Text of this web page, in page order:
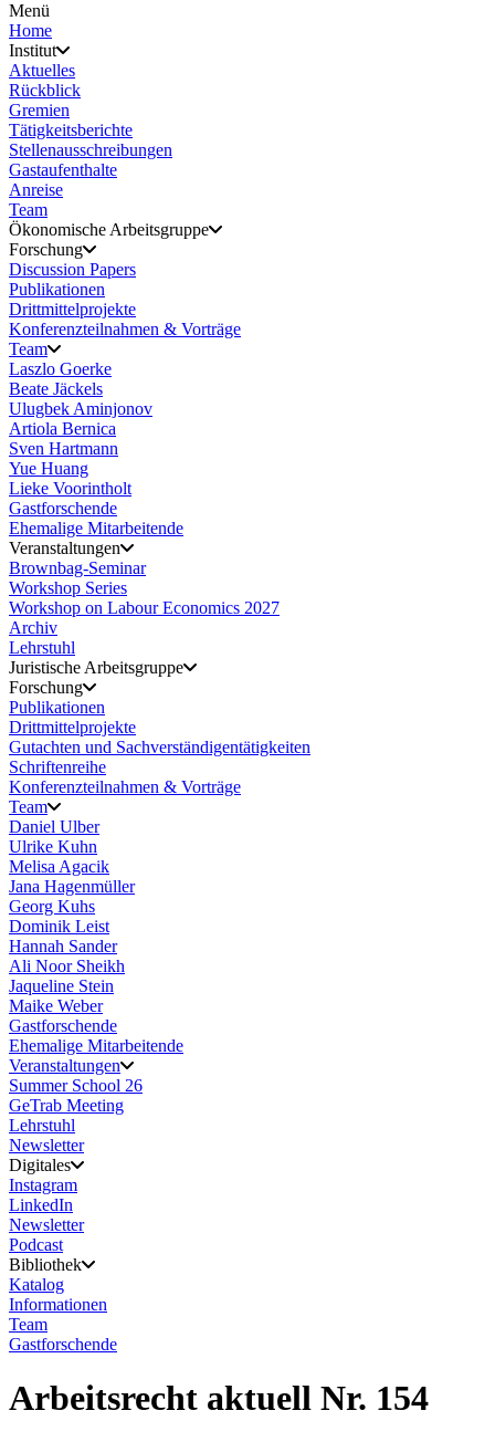
Menü
Home
Institut
Aktuelles
Rückblick
Gremien
Tätigkeitsberichte
Stellenausschreibungen
Gastaufenthalte
Anreise
Team
Ökonomische Arbeitsgruppe
Forschung
Discussion Papers
Publikationen
Drittmittelprojekte
Konferenzteilnahmen & Vorträge
Team
Laszlo Goerke
Beate Jäckels
Ulugbek Aminjonov
Artiola Bernica
Sven Hartmann
Yue Huang
Lieke Voorintholt
Gastforschende
Ehemalige Mitarbeitende
Veranstaltungen
Brownbag-Seminar
Workshop Series
Workshop on Labour Economics 2027
Archiv
Lehrstuhl
Juristische Arbeitsgruppe
Forschung
Publikationen
Drittmittelprojekte
Gutachten und Sachverständigentätigkeiten
Schriftenreihe
Konferenzteilnahmen & Vorträge
Team
Daniel Ulber
Ulrike Kuhn
Melisa Agacik
Jana Hagenmüller
Georg Kuhs
Dominik Leist
Hannah Sander
Ali Noor Sheikh
Jaqueline Stein
Maike Weber
Gastforschende
Ehemalige Mitarbeitende
Veranstaltungen
Summer School 26
GeTrab Meeting
Lehrstuhl
Newsletter
Digitales
Instagram
LinkedIn
Newsletter
Podcast
Bibliothek
Katalog
Informationen
Team
Gastforschende
Arbeitsrecht aktuell Nr. 154